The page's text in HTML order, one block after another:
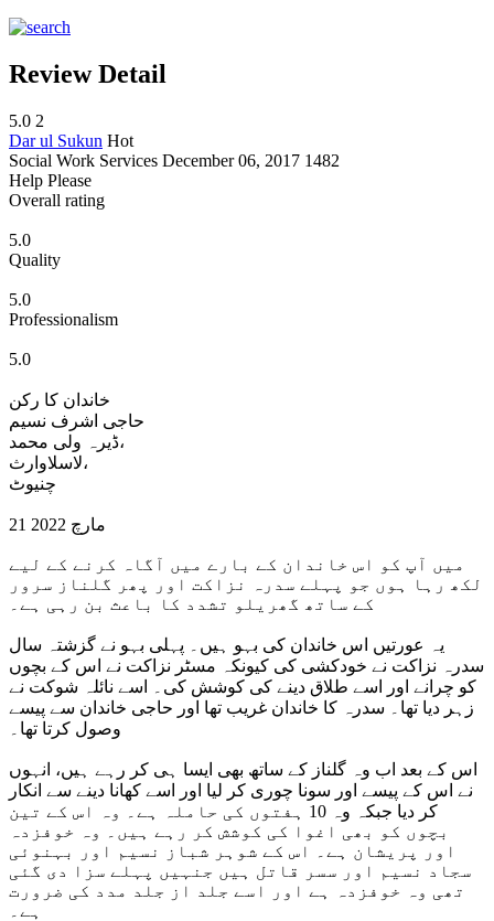
Review Detail
5.0 2
Dar ul Sukun Hot
Social Work Services December 06, 2017 1482
Help Please
Overall rating
5.0
Quality
5.0
Professionalism
5.0
خاندان کا رکن
حاجی اشرف نسیم
ڈیرہ ولی محمد،
لاسلاوارث،
چنیوٹ
21 مارچ 2022
میں آپ کو اس خاندان کے بارے میں آگاہ کرنے کے لیے
لکھ رہا ہوں جو پہلے سدرہ نزاکت اور پھر گلناز سرور
کے ساتھ گھریلو تشدد کا باعث بن رہی ہے۔
یہ عورتیں اس خاندان کی بہو ہیں۔ پہلی بہو نے گزشتہ سال
سدرہ نزاکت نے خودکشی کی کیونکہ مسٹر نزاکت نے اس کے بچوں
کو چرانے اور اسے طلاق دینے کی کوشش کی۔ اسے نائلہ شوکت نے
زہر دیا تھا۔ سدرہ کا خاندان غریب تھا اور حاجی خاندان سے پیسے
وصول کرتا تھا۔
اس کے بعد اب وہ گلناز کے ساتھ بھی ایسا ہی کر رہے ہیں، انہوں
نے اس کے پیسے اور سونا چوری کر لیا اور اسے کھانا دینے سے انکار
کر دیا جبکہ وہ 10 ہفتوں کی حاملہ ہے۔ وہ اس کے تین
بچوں کو بھی اغوا کی کوشش کر رہے ہیں۔ وہ خوفزدہ
اور پریشان ہے۔ اس کے شوہر شباز نسیم اور بہنوئی
سجاد نسیم اور سسر قاتل ہیں جنہیں پہلے سزا دی گئی
تھی وہ خوفزدہ ہے اور اسے جلد از جلد مدد کی ضرورت
ہے۔